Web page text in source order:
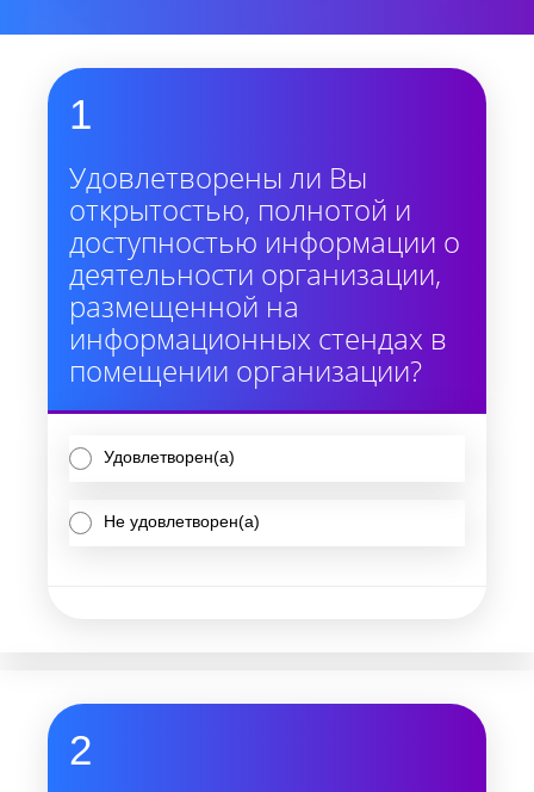
1
Удовлетворены ли Вы
открытостью, полнотой и
доступностью информации о
деятельности организации,
размещенной на
информационных стендах в
помещении организации?
Удовлетворен(а)
Не удовлетворен(а)
2